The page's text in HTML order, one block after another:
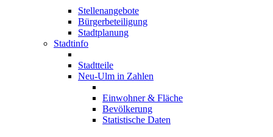
Stellenangebote
Bürgerbeteiligung
Stadtplanung
Stadtinfo
Stadtteile
Neu-Ulm in Zahlen
Einwohner & Fläche
Bevölkerung
Statistische Daten